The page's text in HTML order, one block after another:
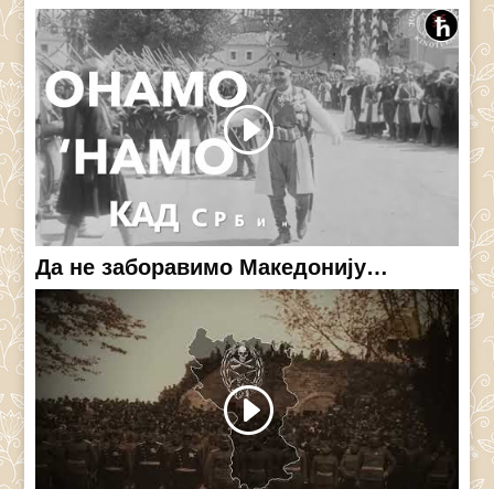
Да не заборавимо Македонију…